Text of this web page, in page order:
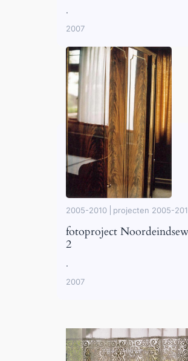
.
2007
2005-2010 projecten 2005-
fotoproject
2
.
2007